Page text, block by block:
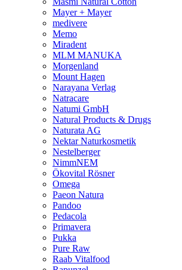
Mayer + Mayer
medivere
Memo
Miradent
MLM MANUKA
Morgenland
Mount Hagen
Narayana Verlag
Natracare
Natumi GmbH
Natural Products & Drugs
Naturata AG
Nektar Naturkosmetik
Nestelberger
NimmNEM
Ökovital Rösner
Omega
Paeon Natura
Pandoo
Pedacola
Primavera
Pukka
Pure Raw
Raab Vitalfood